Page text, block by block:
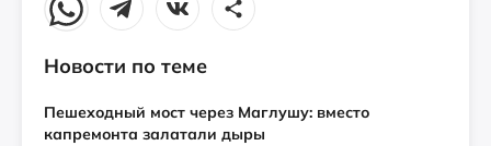
Новости по теме
Пешеходный мост через Маглушу: вместо
капремонта залатали дыры